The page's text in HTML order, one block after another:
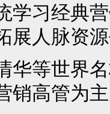
学习经典
展人脉资
华等世界
销高管为